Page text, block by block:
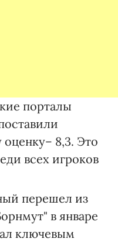
порталы
8,3. Это
всех игроков
перешел из
в январе
ключевым